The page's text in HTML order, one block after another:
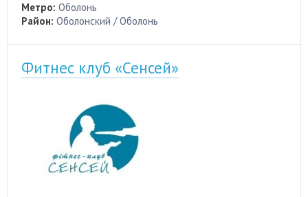
Метро: Оболонь
Район: Оболонский / Оболонь
Фитнес клуб «Сенсей»